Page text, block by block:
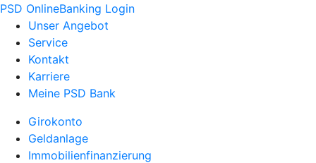
PSD OnlineBanking Login
Unser Angebot
Service
Kontakt
Karriere
Meine PSD Bank
Girokonto
Geldanlage
Immobilienfinanzierung